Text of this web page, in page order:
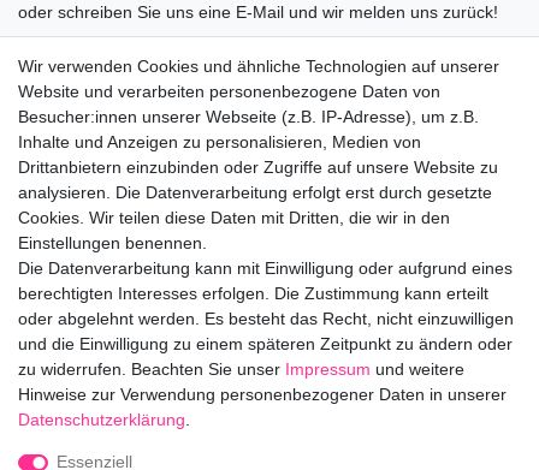
oder schreiben Sie uns eine E-Mail und wir melden uns zurück!
Montag bis Freitag 08:30-13:00 Uhr.
IHRE E-MAIL ADRESSE
Ceres::Template.mailFormHoneypotLabel
info@bloomboxer.net
Impressum Daten­schutz­erklärung AGB
Widerrufs­recht
Wir verwenden Cookies und ähnliche Technologien auf unserer
Website und verarbeiten personenbezogene Daten von
Besucher:innen unserer Webseite (z.B. IP-Adresse), um z.B.
Inhalte und Anzeigen zu personalisieren, Medien von
Drittanbietern einzubinden oder Zugriffe auf unsere Website zu
analysieren. Die Datenverarbeitung erfolgt erst durch gesetzte
Cookies. Wir teilen diese Daten mit Dritten, die wir in den
Einstellungen benennen.
Die Datenverarbeitung kann mit Einwilligung oder aufgrund eines
berechtigten Interesses erfolgen. Die Zustimmung kann erteilt
oder abgelehnt werden. Es besteht das Recht, nicht einzuwilligen
und die Einwilligung zu einem späteren Zeitpunkt zu ändern oder
zu widerrufen. Beachten Sie unser Impressum und weitere
Hinweise zur Verwendung personenbezogener Daten in unserer
Daten­schutz­erklärung
Essenziell